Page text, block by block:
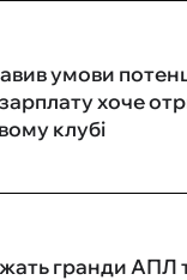
умови
хоче
клубі
гранди АПЛ